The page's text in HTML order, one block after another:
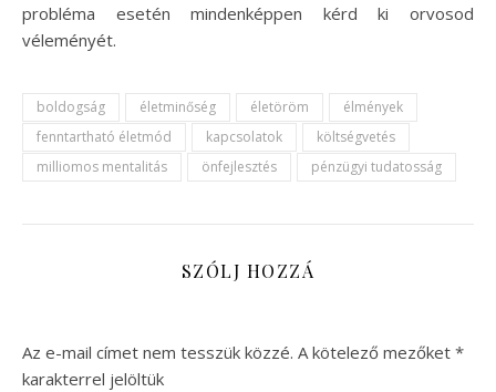
probléma esetén mindenképpen kérd ki orvosod
véleményét.
boldogság életminőség életöröm
élmények
fenntartható életmód
kapcsolatok
költségvetés
milliomos mentalitás
önfejlesztés pénzügyi tudatosság
SZÓLJ HOZZÁ
Az e-mail címet nem tesszük közzé. A kötelező mezőket *
karakterrel jelöltük